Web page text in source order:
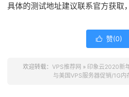
具体的测试地址建议联系官方获取
 赞(0)
欢迎转载： VPS推荐网 » 印象云2020新
与美国VPS服务器促销/1G